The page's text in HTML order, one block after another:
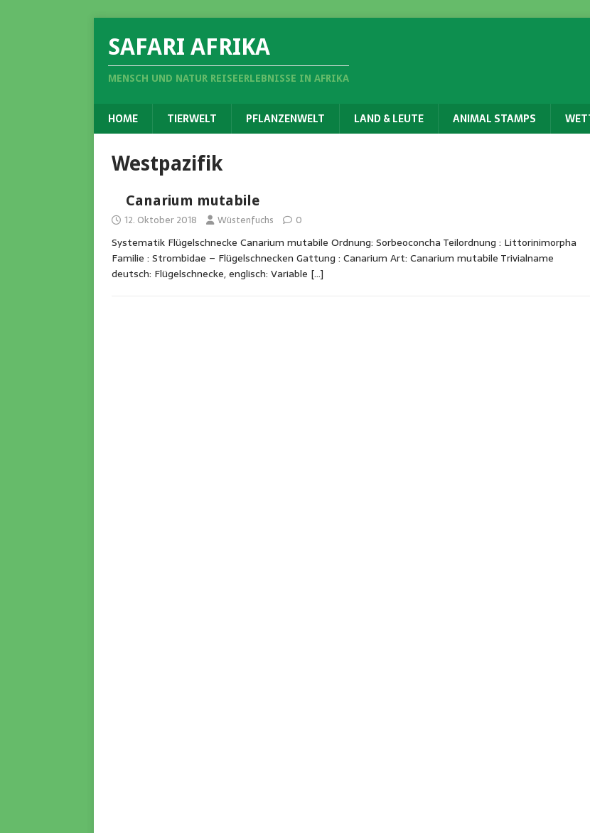
SAFARI AFRIKA
MENSCH UND NATUR REISEERLEBNISSE IN AFRIKA
HOME TIERWELT PFLANZENWELT LAND & LEUTE ANIMAL STAMPS
Westpazifik
Canarium mutabile
12. Oktober 2018 Wüstenfuchs 0
Systematik Flügelschnecke Canarium mutabile Ordnung: Sorbeoconcha Teilordnung : Littorinimorpha
Familie : Strombidae – Flügelschnecken Gattung : Canarium Art: Canarium mutabile Trivialname
deutsch: Flügelschnecke, englisch: Variable […]